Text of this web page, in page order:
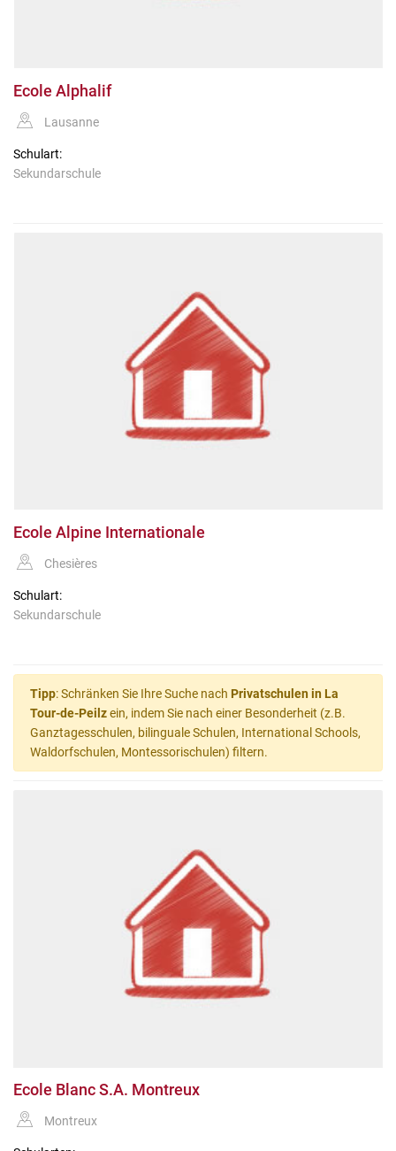
Ecole Alphalif
Lausanne
Schulart:
Sekundarschule
Ecole Alpine Internationale
Chesières
Schulart:
Sekundarschule
Tipp: Schränken Sie Ihre Suche nach Privatschulen in La
Tour-de-Peilzein, indem Sie nach einer Besonderheit (z.B.
Ganztagesschulen, bilinguale Schulen, International Schools,
Waldorfschulen, Montessorischulen) filtern.
Ecole Blanc S.A. Montreux
Montreux